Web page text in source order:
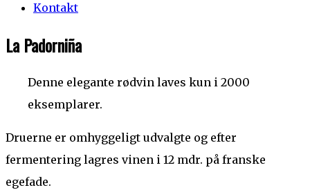
Kontakt
La Padorniña
Denne elegante rødvin laves kun i 2000
eksemplarer.
Druerne er omhyggeligt udvalgte og efter
fermentering lagres vinen i 12 mdr. på franske
egefade.